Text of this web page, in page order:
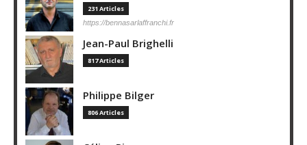
231 Articles
https://bennasarlaffranchi.fr
Jean-Paul Brighelli
817 Articles
Philippe Bilger
806 Articles